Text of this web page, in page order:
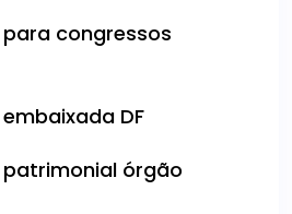
congressos
DF
órgão